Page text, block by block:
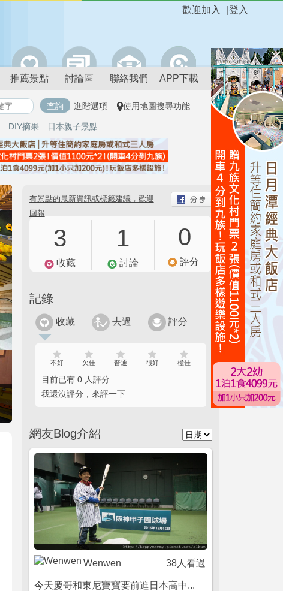
登入
歡迎加入
推薦景點 討論區 聯絡我們 APP下載
進階選項 使用地圖搜尋功能
DIY摘果 日本親子景點
有景點的最新資訊或標籤建議，歡迎
回報
3
收藏
1
討論
0
評分
記錄
收藏 去過 評分
不好 欠佳 普通 很好 極佳
目前已有 0 人評分
我還沒評分，來評一下
網友Blog介紹
Wenwen 38人看過
今天慶哥和東尼寶寶要前進日本高中...